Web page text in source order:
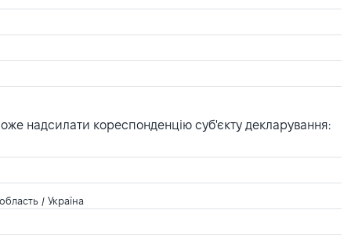
надсилати кореспонденцію суб'єкту декларування:
/ Україна